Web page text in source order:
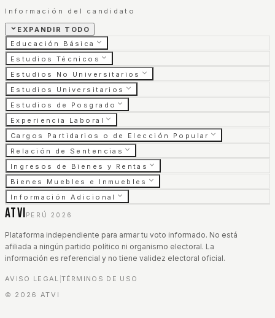
Información del candidato
EXPANDIR TODO
Educación Básica
Estudios Técnicos
Estudios No Universitarios
Estudios Universitarios
Estudios de Posgrado
Experiencia Laboral
Cargos Partidarios o de Elección Popular
Relación de Sentencias
Ingresos de Bienes y Rentas
Bienes Muebles e Inmuebles
Información Adicional
ATVI PERÚ 2026
Plataforma independiente para armar tu voto informado. No está
afiliada a ningún partido político ni organismo electoral. La
información es referencial y no tiene validez electoral oficial.
AVISO LEGAL TÉRMINOS DE USO
© 2026 ATVI